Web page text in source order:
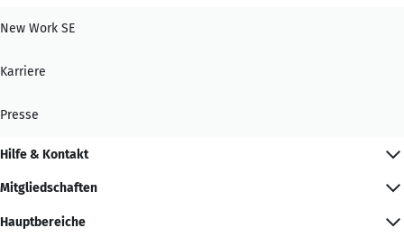
New Work SE
Karriere
Presse
Hilfe & Kontakt
Mitgliedschaften
Hauptbereiche